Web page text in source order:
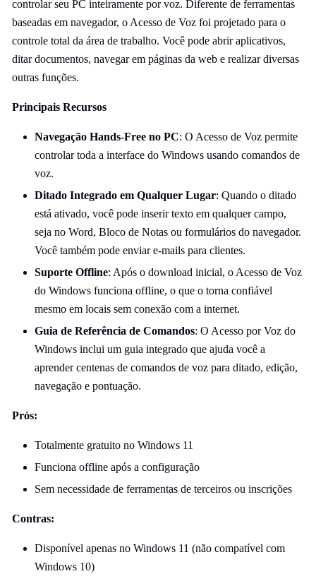
controlar seu PC inteiramente por voz. Diferente de ferramentas
baseadas em navegador, o Acesso de Voz foi projetado para o
controle total da área de trabalho. Você pode abrir aplicativos,
ditar documentos, navegar em páginas da web e realizar diversas
outras funções.
Principais Recursos
Navegação Hands-Free no PC: O Acesso de Voz permite
controlar toda a interface do Windows usando comandos de
voz.
Ditado Integrado em Qualquer Lugar: Quando o ditado
está ativado, você pode inserir texto em qualquer campo,
seja no Word, Bloco de Notas ou formulários do navegador.
Você também pode enviar e-mails para clientes.
Suporte Offline: Após o download inicial, o Acesso de Voz
do Windows funciona offline, o que o torna confiável
mesmo em locais sem conexão com a internet.
Guia de Referência de Comandos: O Acesso por Voz do
Windows inclui um guia integrado que ajuda você a
aprender centenas de comandos de voz para ditado, edição,
navegação e pontuação.
Prós:
Totalmente gratuito no Windows 11
Funciona offline após a configuração
Sem necessidade de ferramentas de terceiros ou inscrições
Contras:
Disponível apenas no Windows 11 (não compatível com
Windows 10)